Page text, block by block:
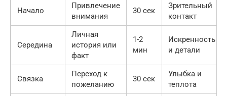
Начало
Привлечение
внимания
30 сек
Зрительный
контакт
Середина
Личная
история или
факт
1-2
мин
Искренность
и детали
Связка
Переход к
пожеланию
30 сек
Улыбка и
теплота